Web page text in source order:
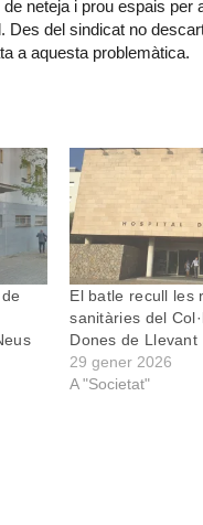
neteja i prou espais per
del sindicat no
a aquesta problemàtica.
El batle recull les
sanitàries del
Dones de Llevant
29 gener 2026
A "Societat"